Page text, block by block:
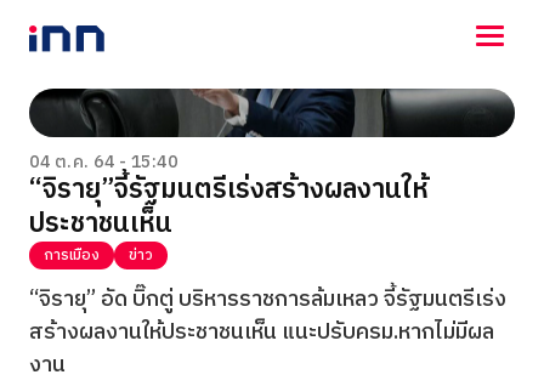
NEWS
ENTERTAINMENT
LIFESTYLE
HOROSCOPE
LOTTERY
VIDEO
ร่วมด้วยช่วยกัน
04 ต.ค. 64 - 15:40
“จิรายุ”จี้รัฐมนตรีเร่งสร้างผลงานให้
ประชาชนเห็น
การเมือง ข่าว
“จิรายุ” อัด บิ๊กตู่ บริหารราชการล้มเหลว จี้รัฐมนตรีเร่ง
สร้างผลงานให้ประชาชนเห็น แนะปรับครม.หากไม่มีผล
งาน